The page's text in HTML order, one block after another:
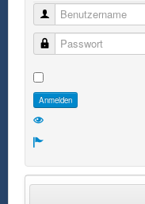
Benutzername
Passwort
Anmelden